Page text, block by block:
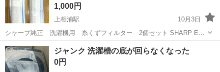
1,000円
上相浦駅
10月3日
シャープ純正 洗濯機用 糸くずフィルター 2個セット SHARP ES-
LT1 セットする際に型が合わず、間違えて購入した事に気づきまし
た。 そのため、1個開封済みですがセットを試みただけで未使用で
す。 購入時価格 1...
長崎 佐世保市 上相浦駅 生活家電 シャープ
ジャンク 洗濯槽の底が回らなくなった
0円